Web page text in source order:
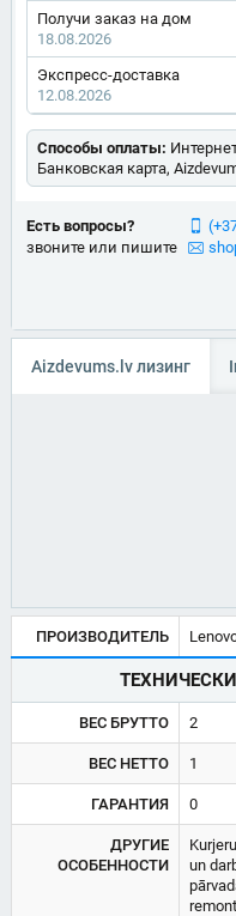
Получи заказ на дом
18.08.2026
Экспресс-доставка
12.08.2026
Способы оплаты:
Банковская карта,
Есть вопросы?
звоните или пишите
Aizdevums.lv лизинг
ПРОИЗВОДИТЕЛЬ
ВЕС БРУТТО 2
ВЕС НЕТТО 1
ГАРАНТИЯ 0
ДРУГИЕ
ОСОБЕННОСТИ
un